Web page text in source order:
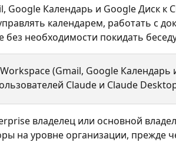
Google Календарь и Google Диск к
календарем, работать с
необходимости покидать
(Gmail, Google Календарь
Claude и Claude
владелец или основной
на уровне организации, прежде